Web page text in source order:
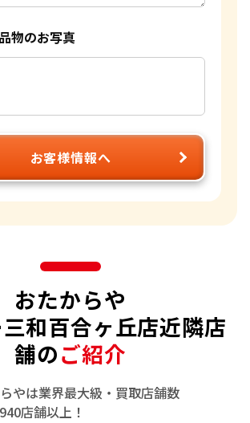
物のお写真
お客様情報へ
おたからや
和百合ヶ丘店近隣店
舗のご紹介
やは業界最大級・買取店舗数
店舗以上！